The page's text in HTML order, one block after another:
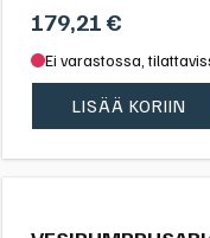
179,21€
Ei varastossa,
LISÄÄ KORIIN